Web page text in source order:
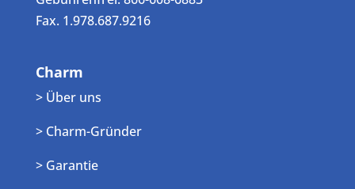
Fax. 1.978.687.9216
Charm
> Über uns
> Charm-Gründer
> Garantie